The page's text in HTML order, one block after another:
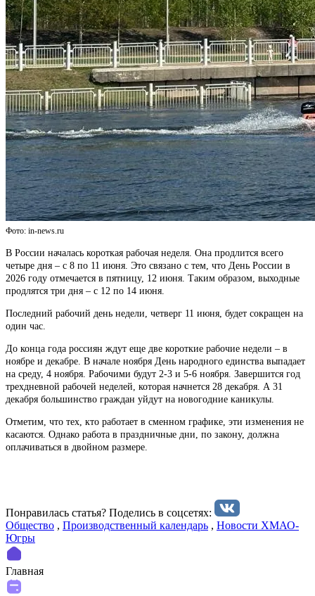
Фото: in-news.ru
В России началась короткая рабочая неделя. Она продлится всего
четыре дня – с 8 по 11 июня. Это связано с тем, что День России в
2026 году отмечается в пятницу, 12 июня. Таким образом, выходные
продлятся три дня – с 12 по 14 июня.
Последний рабочий день недели, четверг 11 июня, будет сокращен на
один час.
До конца года россиян ждут еще две короткие рабочие недели – в
ноябре и декабре. В начале ноября День народного единства выпадает
на среду, 4 ноября. Рабочими будут 2-3 и 5-6 ноября. Завершится год
трехдневной рабочей неделей, которая начнется 28 декабря. А 31
декабря большинство граждан уйдут на новогодние каникулы.
Отметим, что тех, кто работает в сменном графике, эти изменения не
касаются. Однако работа в праздничные дни, по закону, должна
оплачиваться в двойном размере.
Понравилась статья? Поделиcь в соцсетях:
Общество , Производственный календарь , Новости ХМАО-
Югры
Главная